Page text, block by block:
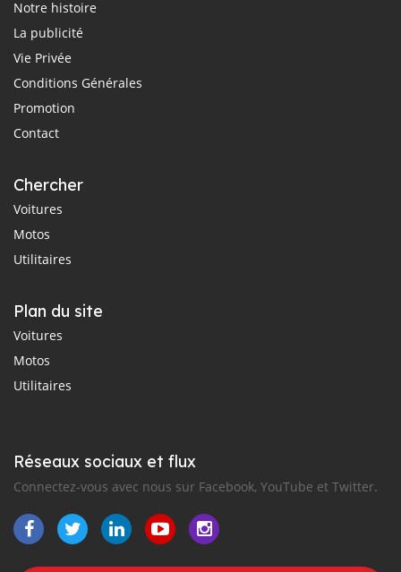
Notre histoire
La publicité
Vie Privée
Conditions Générales
Promotion
Contact
Chercher
Voitures
Motos
Utilitaires
Plan du site
Voitures
Motos
Utilitaires
Réseaux sociaux et flux
Connectez-vous avec nous sur Facebook, YouTube et Twitter.